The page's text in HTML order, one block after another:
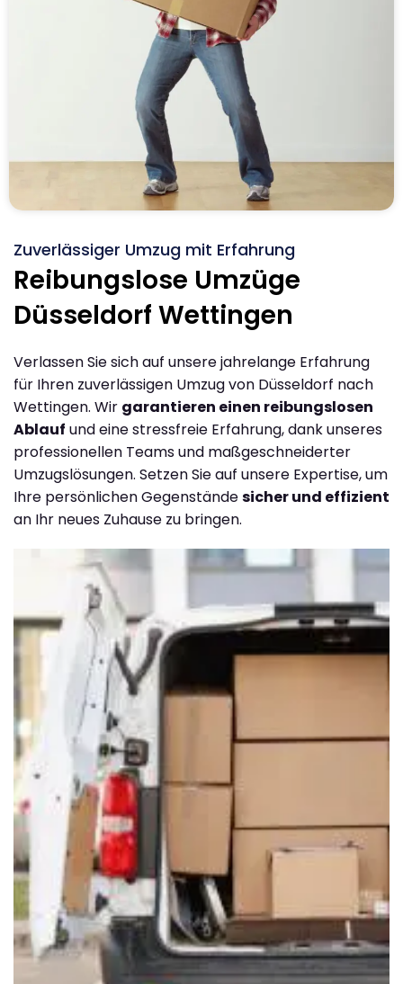
Zuverlässiger Umzug mit Erfahrung
Reibungslose Umzüge
Düsseldorf Wettingen
Verlassen Sie sich auf unsere jahrelange Erfahrung
für Ihren zuverlässigen Umzug von Düsseldorf nach
Wettingen. Wir garantieren einen reibungslosen
Ablauf und eine stressfreie Erfahrung, dank unseres
professionellen Teams und maßgeschneiderter
Umzugslösungen. Setzen Sie auf unsere Expertise, um
Ihre persönlichen Gegenständesicher und effizient
an Ihr neues Zuhause zu bringen.